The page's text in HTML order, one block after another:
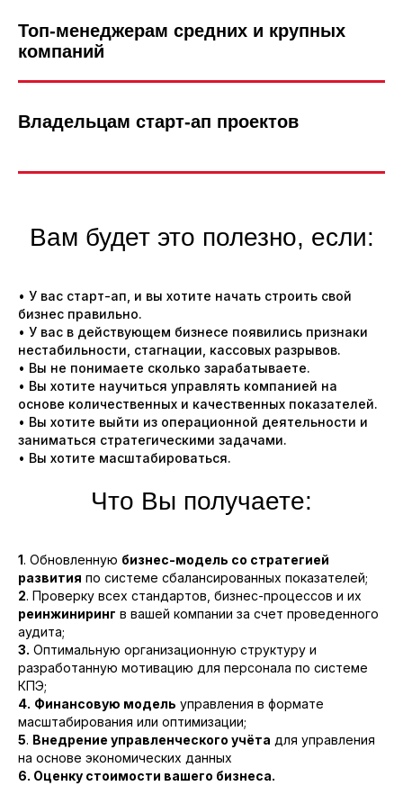
Топ-менеджерам средних и крупных
компаний
Владельцам старт-ап проектов
Вам будет это полезно, если:
• У вас старт-ап, и вы хотите начать строить свой
бизнес правильно.
• У вас в действующем бизнесе появились признаки
нестабильности, стагнации, кассовых разрывов.
• Вы не понимаете сколько зарабатываете.
• Вы хотите научиться управлять компанией на
основе количественных и качественных показателей.
• Вы хотите выйти из операционной деятельности и
заниматься стратегическими задачами.
• Вы хотите масштабироваться.
Что Вы получаете:
1. Обновленную бизнес-модель со стратегией
развития по системе сбалансированных показателей;
2. Проверку всех стандартов, бизнес-процессов и их
реинжиниринг в вашей компании за счет проведенного
аудита;
3. Оптимальную организационную структуру и
разработанную мотивацию для персонала по системе
КПЭ;
4. Финансовую модель управления в формате
масштабирования или оптимизации;
5. Внедрение управленческого учёта для управления
на основе экономических данных
6. Оценку стоимости вашего бизнеса.